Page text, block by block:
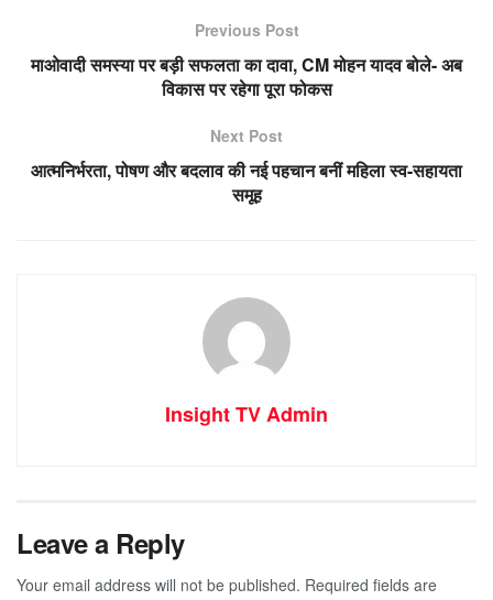
Previous Post
माओवादी समस्या पर बड़ी सफलता का दावा, CM मोहन यादव बोले- अब
विकास पर रहेगा पूरा फोकस
Next Post
आत्मनिर्भरता, पोषण और बदलाव की नई पहचान बनीं महिला स्व-सहायता
समूह
Insight TV Admin
Leave a Reply
Your email address will not be published. Required fields are